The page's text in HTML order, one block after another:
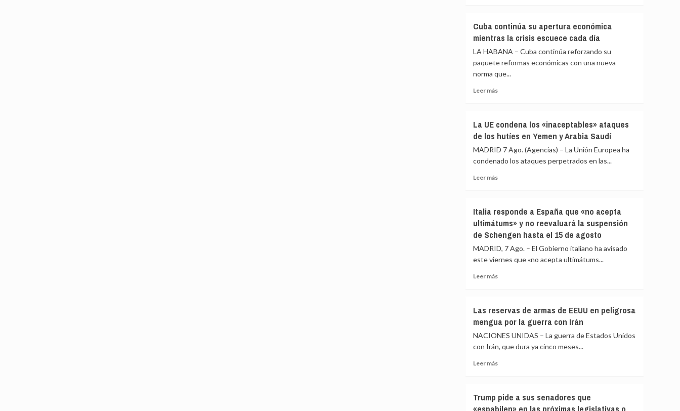
«cazar»
a
los
migrantes
de
TPI
lamenta
la
de
Chad
de
Roma
Cuba continúa su apertura económica
mientras la crisis escuece cada día
LA HABANA – Cuba continúa reforzando su
paquete reformas económicas con una nueva
norma que...
Leer másLeer
continúa
su
apertura
mientras
la
día
La UE condena los «inaceptables» ataques
de los hutíes en Yemen y Arabia Saudí
MADRID 7 Ago. (Agencias) – La Unión Europea ha
condenado los ataques perpetrados en las...
Leer másLeer
UE
condena
los
ataques
de
y
Arabia
Italia responde a España que «no acepta
ultimátums» y no reevaluará la suspensión
de Schengen hasta el 15 de agosto
MADRID, 7 Ago. – El Gobierno italiano ha avisado
este viernes que «no acepta ultimátums...
Leer másLeer
responde
a
España
«no
acepta
reevaluará
la
Las reservas de armas de EEUU en peligrosa
mengua por la guerra con Irán
NACIONES UNIDAS – La guerra de Estados Unidos
con Irán, que dura ya cinco meses...
Leer másLeer
reservas
Trump pide a sus senadores que
«espabilen» en las próximas legislativas o